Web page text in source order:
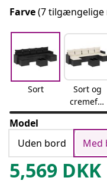
Farve(7 tilgængelige
Sort
Sort og
cremefar
vet
Model
Uden bord
Med
5,569 DKK